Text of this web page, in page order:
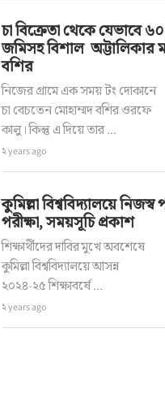
চা বিক্রেতা থেকে যেভাবে ৬০
জমিসহ বিশাল অট্টালিকার
বশির
নিজের গ্রামে এক সময় টং দোকানে
চা বেচতেন মোহাম্মদ বশির ওরফে
কালু। কিন্তু এ দিয়ে তার ...
২ years ago
কুমিল্লা বিশ্ববিদ্যালয়ে নিজস্ব
পরীক্ষা, সময়সূচি প্রকাশ
শিক্ষার্থীদের দাবির মুখে অবশেষে
কুমিল্লা বিশ্ববিদ্যালয়ে আসন্ন
২০২৪-২৫ শিক্ষাবর্ষে ...
২ years ago